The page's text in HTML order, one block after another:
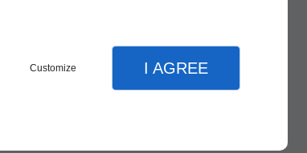
Customize I AGREE